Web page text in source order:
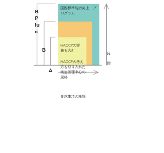
A
B
B
P
lu
s
HACCPの​考え
方を取り入れた
衛生管理中心の
規格
HACCPの実
施を含む
国際標準能力向上 プ
ログラム
​要求事項の種類
段
階